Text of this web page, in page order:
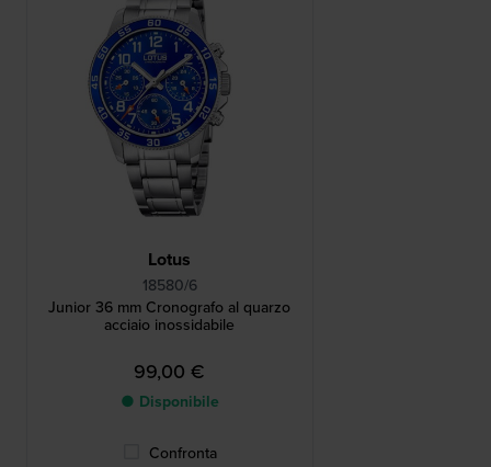
Lotus
18580/6
Junior 36 mm Cronografo al quarzo
acciaio inossidabile
99,00 €
● Disponibile
Confronta